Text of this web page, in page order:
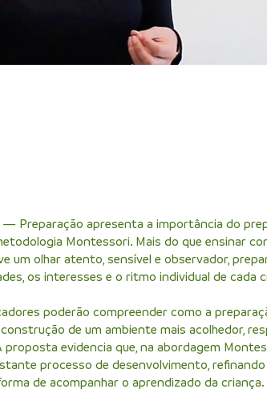
— Preparação apresenta a importância do
Montessori. Mais do que ensinar
um olhar atento, sensível e observador,
os interesses e o ritmo individual de cada
poderão compreender como a
de um ambiente mais acolhedor,
evidencia que, na abordagem
processo de desenvolvimento, refinando
de acompanhar o aprendizado da criança.